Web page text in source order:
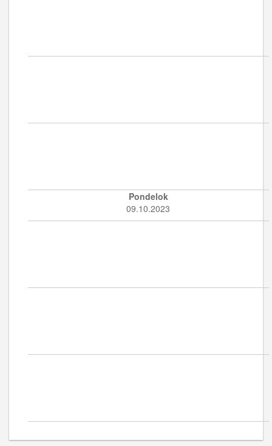
Pondelok
09.10.2023